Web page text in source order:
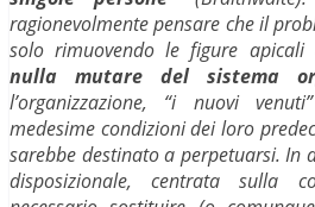
ragionevolmente pensare che il
solo rimuovendo le figure apicali
nulla mutare del sistema
l’organizzazione, “i nuovi
medesime condizioni dei loro
sarebbe destinato a perpetuarsi. In
disposizionale, centrata sulla